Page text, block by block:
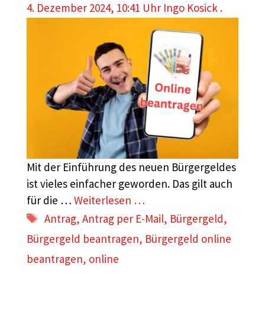
4. Dezember 2024, 10:41 Uhr Ingo Kosick .
Mit der Einführung des neuen Bürgergeldes
ist vieles einfacher geworden. Das gilt auch
für die … Weiterlesen …
Schlagwörter
Antrag,Antrag per E-Mail, Bürgergeld,
Bürgergeld beantragen, Bürgergeld online
beantragen, online